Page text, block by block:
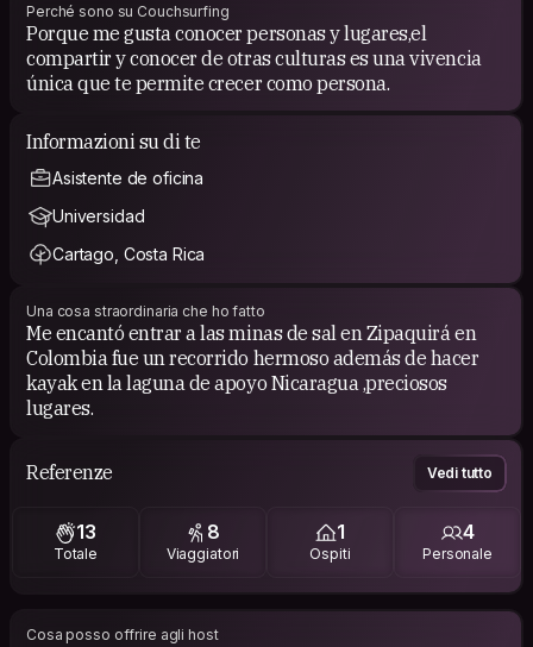
Perché sono su Couchsurfing
Porque me gusta conocer personas y lugares,el
compartir y conocer de otras culturas es una vivencia
única que te permite crecer como persona.
Informazioni su di te
Asistente de oficina
Universidad
Cartago, Costa Rica
Una cosa straordinaria che ho fatto
Me encantó entrar a las minas de sal en Zipaquirá en
Colombia fue un recorrido hermoso además de hacer
kayak en la laguna de apoyo Nicaragua ,preciosos
lugares.
Referenze Vedi tutto
13
Totale
8
Viaggiatori
1
Ospiti
4
Personale
Cosa posso offrire agli host